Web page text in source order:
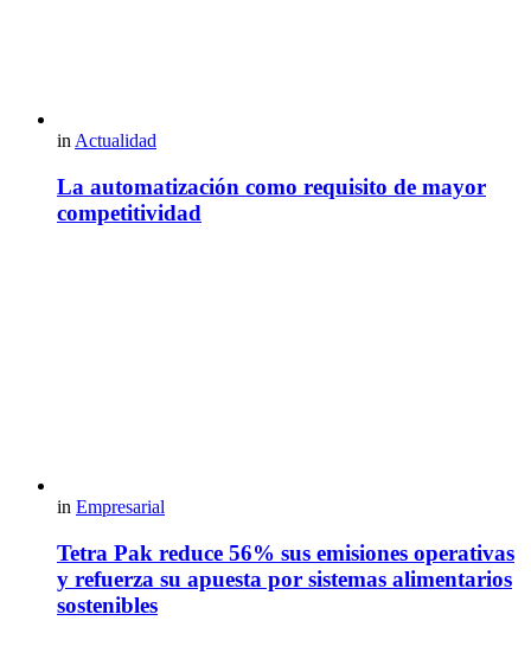
in Actualidad
La automatización como requisito de mayor
competitividad
in Empresarial
Tetra Pak reduce 56% sus emisiones operativas
y refuerza su apuesta por sistemas alimentarios
sostenibles